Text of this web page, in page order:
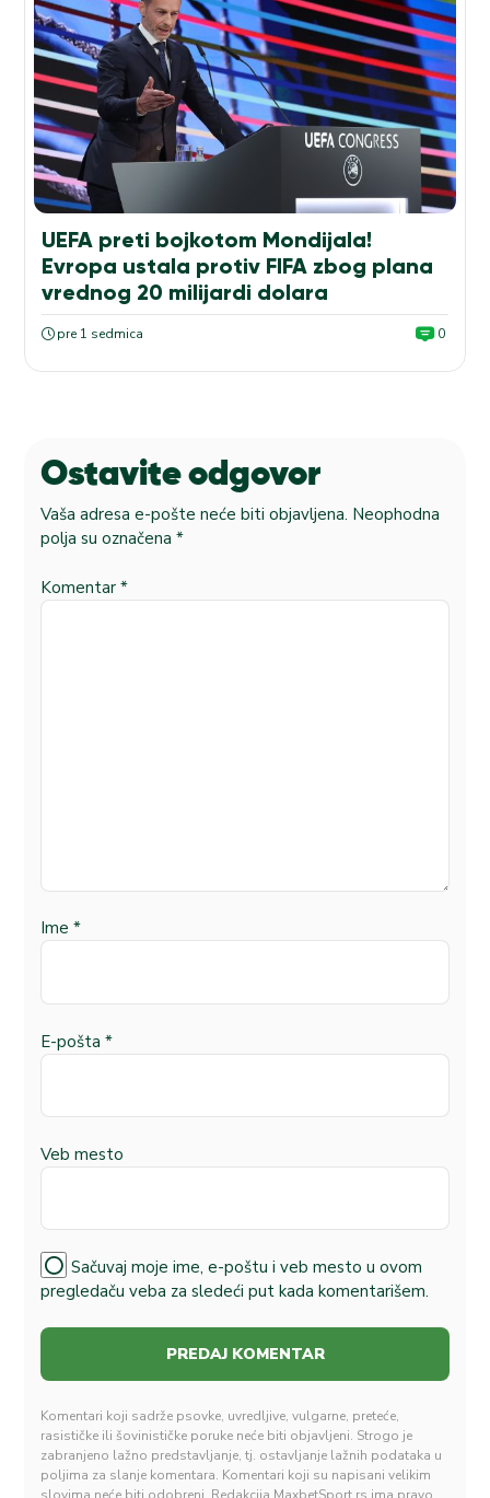
UEFA preti bojkotom Mondijala!
Evropa ustala protiv FIFA zbog plana
vrednog 20 milijardi dolara
pre 1 sedmica 0
Ostavite odgovor
Vaša adresa e-pošte neće biti objavljena. Neophodna
polja su označena *
Komentar *
Ime *
E-pošta *
Veb mesto
Sačuvaj moje ime, e-poštu i veb mesto u ovom
pregledaču veba za sledeći put kada komentarišem.
Komentari koji sadrže psovke, uvredljive, vulgarne, preteće,
rasističke ili šovinističke poruke neće biti objavljeni. Strogo je
zabranjeno lažno predstavljanje, tj. ostavljanje lažnih podataka u
poljima za slanje komentara. Komentari koji su napisani velikim
slovima neće biti odobreni. Redakcija MaxbetSport.rs ima pravo